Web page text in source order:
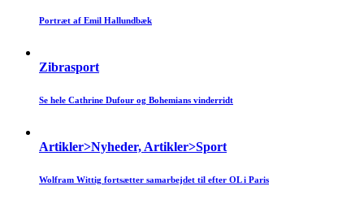
Portræt af Emil Hallundbæk
Zibrasport
Se hele Cathrine Dufour og Bohemians vinderridt
Artikler>Nyheder, Artikler>Sport
Wolfram Wittig fortsætter samarbejdet til efter OL i Paris